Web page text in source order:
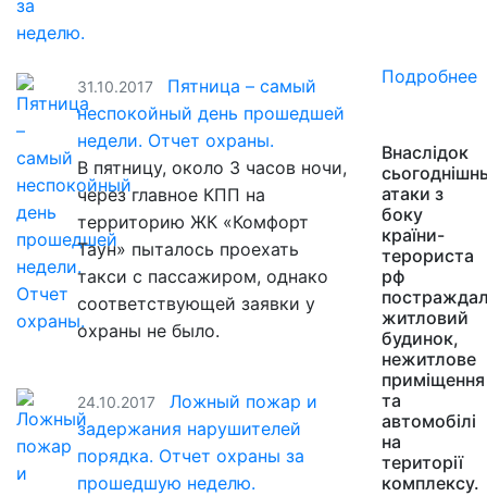
31.10.2017
Пятница – самый
неспокойный день прошедшей
недели. Отчет охраны.
В пятницу, около 3 часов ночи,
через главное КПП на
территорию ЖК «Комфорт
Таун» пыталось проехать
такси с пассажиром, однако
соответствующей заявки у
охраны не было.
24.10.2017
Ложный пожар и
задержания нарушителей
порядка. Отчет охраны за
прошедшую неделю.
Подробнее
Внаслідок
атаки з
боку
країни-
терориста
рф
житловий
будинок,
нежитлове
приміщення
та
автомобілі
на
території
комплексу.